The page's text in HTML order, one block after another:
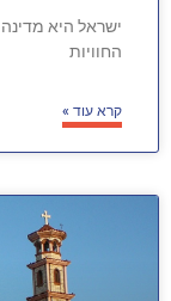
ישראל היא
החוויות
קרא עוד »